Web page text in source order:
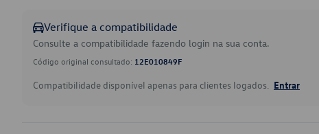
Verifique a compatibilidade
Consulte a compatibilidade fazendo login na sua conta.
Código original consultado: 12E010849F
Compatibilidade disponível apenas para clientes logados. Entrar